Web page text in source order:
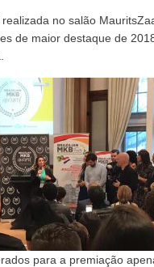
no salão
de maior destaque de
para a premiação